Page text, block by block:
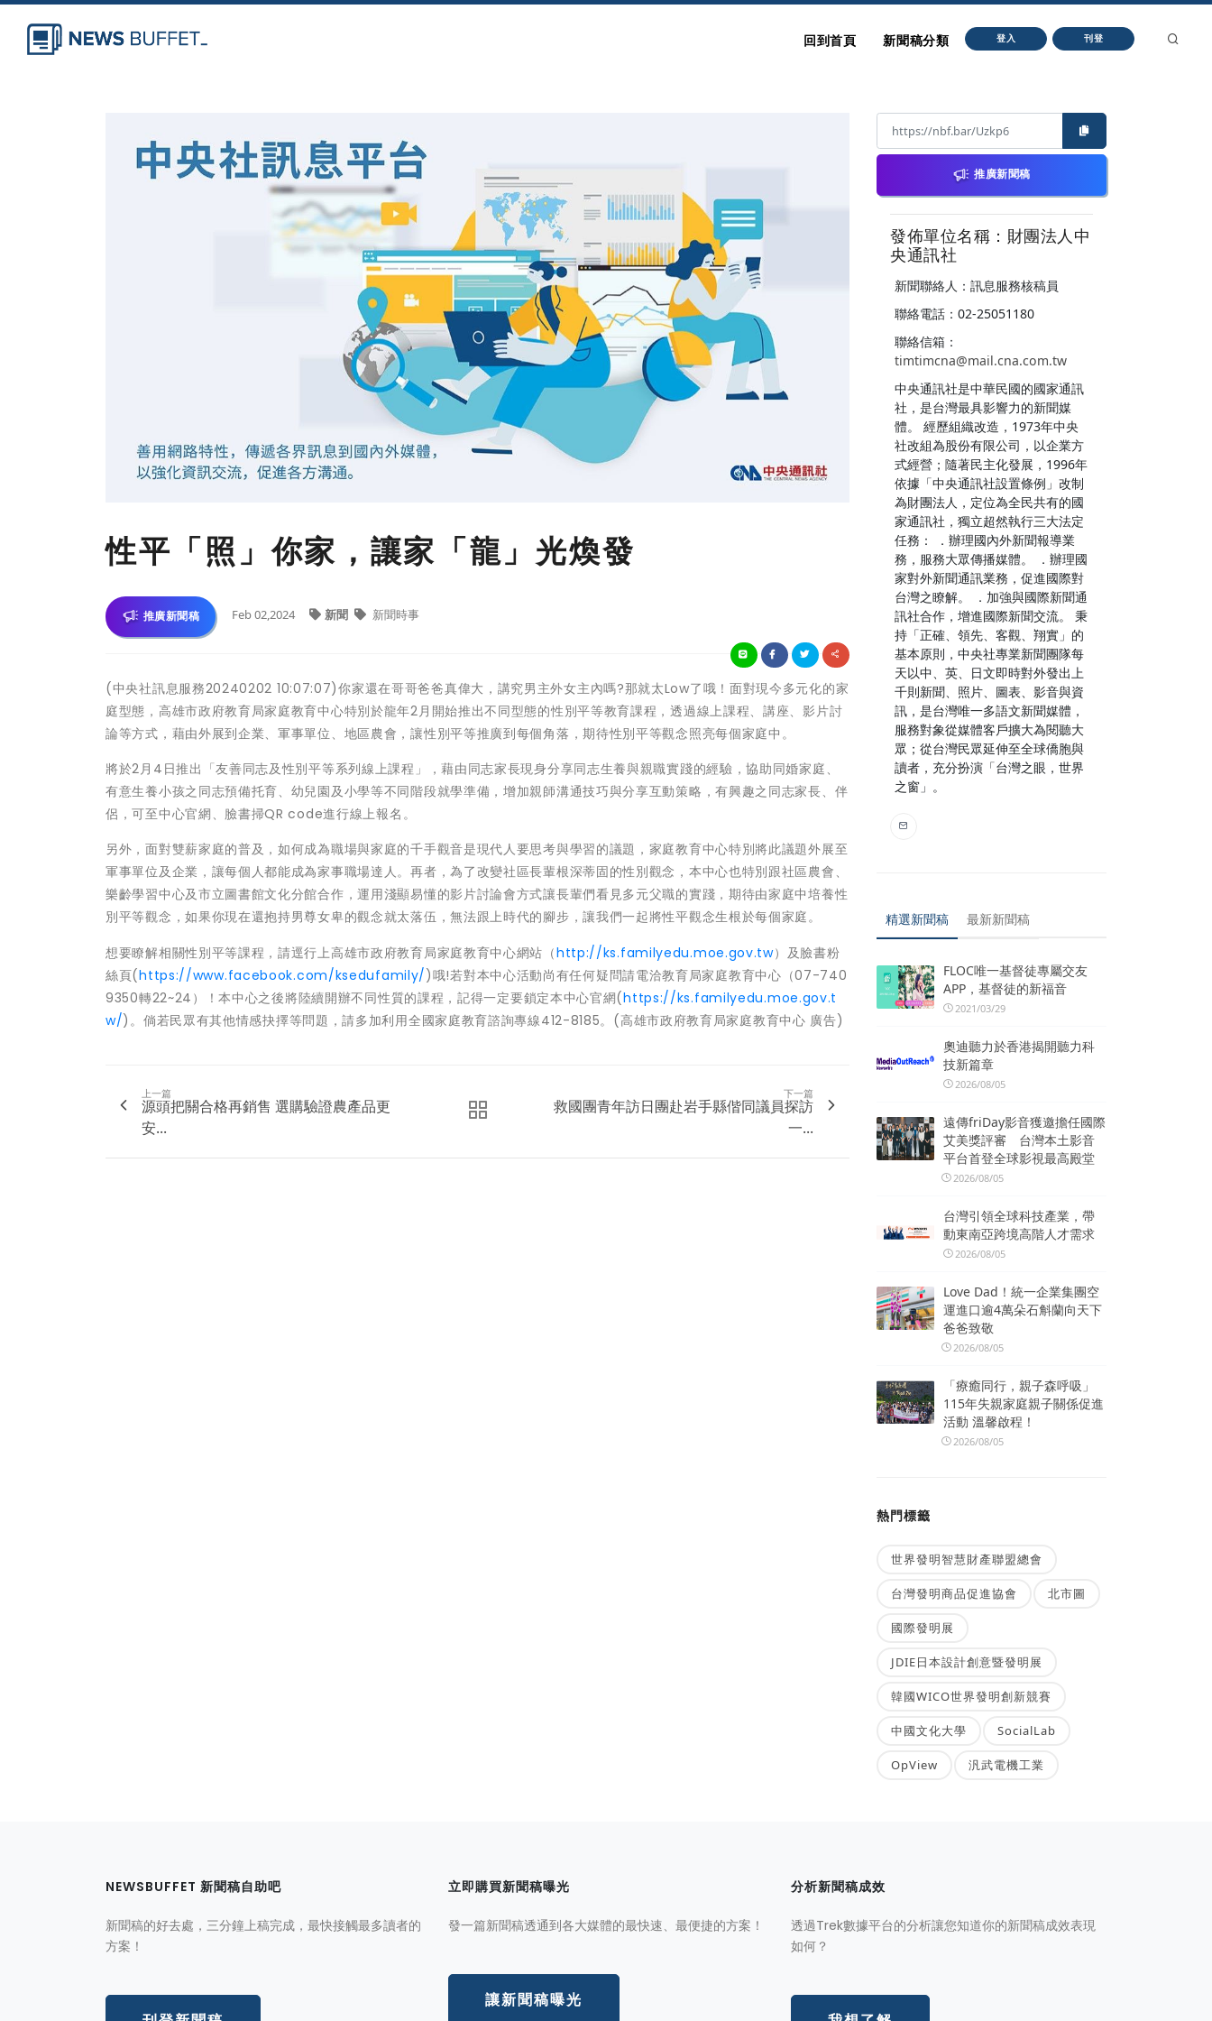
回到首頁 新聞稿分類 登入 刊登
性平「照」你家，讓家「龍」光煥發
推廣新聞稿 Feb 02,2024 新聞 新聞時事
(中央社訊息服務20240202 10:07:07)你家還在哥哥爸爸真偉大，講究男主外女主內嗎?那就太Low了哦！面對現今多元化的家
庭型態，高雄市政府教育局家庭教育中心特別於龍年2月開始推出不同型態的性別平等教育課程，透過線上課程、講座、影片討
論等方式，藉由外展到企業、軍事單位、地區農會，讓性別平等推廣到每個角落，期待性別平等觀念照亮每個家庭中。
將於2月4日推出「友善同志及性別平等系列線上課程」，藉由同志家長現身分享同志生養與親職實踐的經驗，協助同婚家庭、
有意生養小孩之同志預備托育、幼兒園及小學等不同階段就學準備，增加親師溝通技巧與分享互動策略，有興趣之同志家長、伴
侶，可至中心官網、臉書掃QR code進行線上報名。
另外，面對雙薪家庭的普及，如何成為職場與家庭的千手觀音是現代人要思考與學習的議題，家庭教育中心特別將此議題外展至
軍事單位及企業，讓每個人都能成為家事職場達人。再者，為了改變社區長輩根深蒂固的性別觀念，本中心也特別跟社區農會、
樂齡學習中心及市立圖書館文化分館合作，運用淺顯易懂的影片討論會方式讓長輩們看見多元父職的實踐，期待由家庭中培養性
別平等觀念，如果你現在還抱持男尊女卑的觀念就太落伍，無法跟上時代的腳步，讓我們一起將性平觀念生根於每個家庭。
想要瞭解相關性別平等課程，請逕行上高雄市政府教育局家庭教育中心網站（http://ks.familyedu.moe.gov.tw）及臉書粉
絲頁(https://www.facebook.com/ksedufamily/)哦!若對本中心活動尚有任何疑問請電洽教育局家庭教育中心（07-740
9350轉22~24）！本中心之後將陸續開辦不同性質的課程，記得一定要鎖定本中心官網(https://ks.familyedu.moe.gov.t
w/)。倘若民眾有其他情感抉擇等問題，請多加利用全國家庭教育諮詢專線412-8185。(高雄市政府教育局家庭教育中心 廣告)
上一篇
源頭把關合格再銷售 選購驗證農產品更
安...
下一篇
救國團青年訪日團赴岩手縣偕同議員探訪
一...
推廣新聞稿
發佈單位名稱：財團法人中
央通訊社
新聞聯絡人：訊息服務核稿員
聯絡電話：02-25051180
聯絡信箱：
timtimcna@mail.cna.com.tw
中央通訊社是中華民國的國家通訊
社，是台灣最具影響力的新聞媒
體。 經歷組織改造，1973年中央
社改組為股份有限公司，以企業方
式經營；隨著民主化發展，1996年
依據「中央通訊社設置條例」改制
為財團法人，定位為全民共有的國
家通訊社，獨立超然執行三大法定
任務： ．辦理國內外新聞報導業
務，服務大眾傳播媒體。 ．辦理國
家對外新聞通訊業務，促進國際對
台灣之瞭解。 ．加強與國際新聞通
訊社合作，增進國際新聞交流。 秉
持「正確、領先、客觀、翔實」的
基本原則，中央社專業新聞團隊每
天以中、英、日文即時對外發出上
千則新聞、照片、圖表、影音與資
訊，是台灣唯一多語文新聞媒體，
服務對象從媒體客戶擴大為閱聽大
眾；從台灣民眾延伸至全球僑胞與
讀者，充分扮演「台灣之眼，世界
之窗」。
精選新聞稿 最新新聞稿
FLOC唯一基督徒專屬交友
APP，基督徒的新福音
2021/03/29
奧迪聽力於香港揭開聽力科
技新篇章
2026/08/05
遠傳friDay影音獲邀擔任國際
艾美獎評審 台灣本土影音
平台首登全球影視最高殿堂
2026/08/05
台灣引領全球科技產業，帶
動東南亞跨境高階人才需求
2026/08/05
Love Dad！統一企業集團空
運進口逾4萬朵石斛蘭向天下
爸爸致敬
2026/08/05
「療癒同行，親子森呼吸」
115年失親家庭親子關係促進
活動 溫馨啟程！
2026/08/05
熱門標籤
世界發明智慧財產聯盟總會
台灣發明商品促進協會 北市圖
國際發明展
JDIE日本設計創意暨發明展
韓國WICO世界發明創新競賽
中國文化大學 SocialLab
OpView 汎武電機工業
NEWSBUFFET 新聞稿自助吧
新聞稿的好去處，三分鐘上稿完成，最快接觸最多讀者的
方案！
立即購買新聞稿曝光
發一篇新聞稿透通到各大媒體的最快速、最便捷的方案！
讓新聞稿曝光
分析新聞稿成效
透過Trek數據平台的分析讓您知道你的新聞稿成效表現
如何？